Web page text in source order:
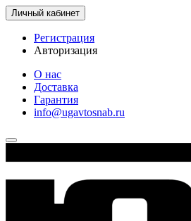
Личный кабинет
Регистрация
Авторизация
О нас
Доставка
Гарантия
info@ugavtosnab.ru